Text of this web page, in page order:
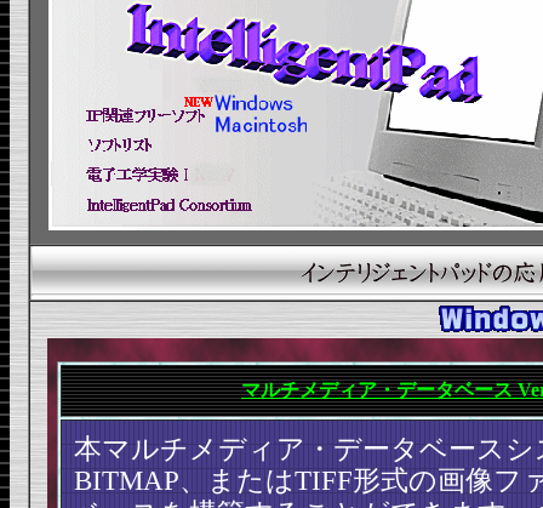
マルチメディア・データベース
本マルチメディア・データベース
BITMAP、またはTIFF形式の画像フ